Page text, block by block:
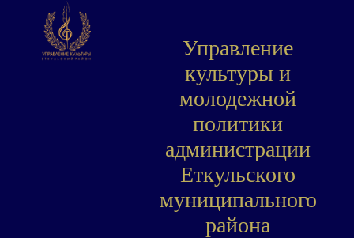
Управление
культуры и
молодежной
политики
администрации
Еткульского
муниципального
района